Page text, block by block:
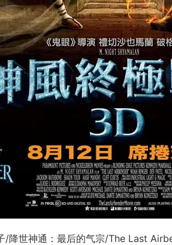
/降世神通：最后的气宗/The Last